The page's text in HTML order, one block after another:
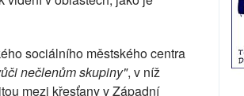
sociálního městského centra
nečlenům skupiny", v níž
mezi křesťany v Západní